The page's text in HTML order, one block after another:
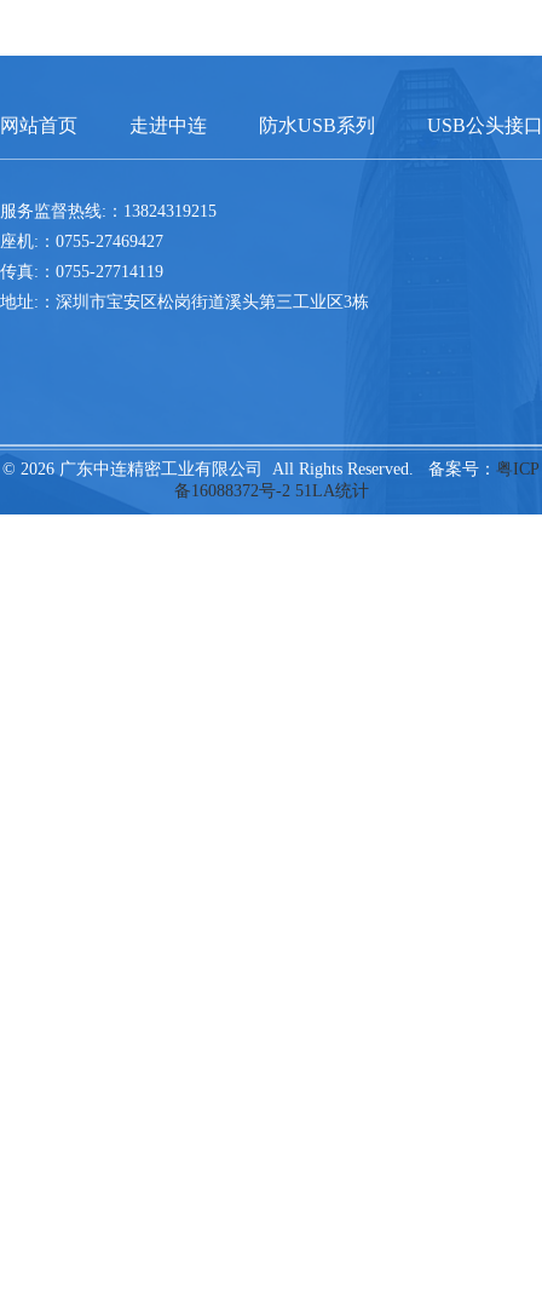
网站首页 走进中连 防水USB系列 USB公头接口
服务监督热线:：13824319215
座机:：0755-27469427
传真:：0755-27714119
地址:：深圳市宝安区松岗街道溪头第三工业区3栋
© 2026 广东中连精密工业有限公司 All Rights Reserved. 备案号： 粤ICP
备16088372号-2 51LA统计